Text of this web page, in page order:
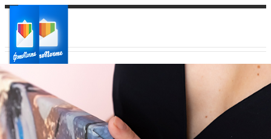
Ваш город:
Ваш регион доставки